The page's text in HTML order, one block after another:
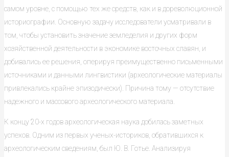
самом уровне, с помощью тех же средств, как и в дореволюционной
историографии. Основ­ную задачу исследователи усматривали в
том, чтобы установить значение земледелия и других форм
хозяйственной деятельности в экономике вос­точных славян, и
добивались ее решения, оперируя преимущественно письменными
источниками и данными лингвистики (археологические материалы
привлекались крайне эпизодически). Причина тому — отсутствие
надежного и массового археологического материала.
К концу 20-х годов археологическая наука добилась заметных
успехов. Одним из первых ученых-историков, обратившихся к
археологическим сведениям, был Ю. В. Готье. Анализируя